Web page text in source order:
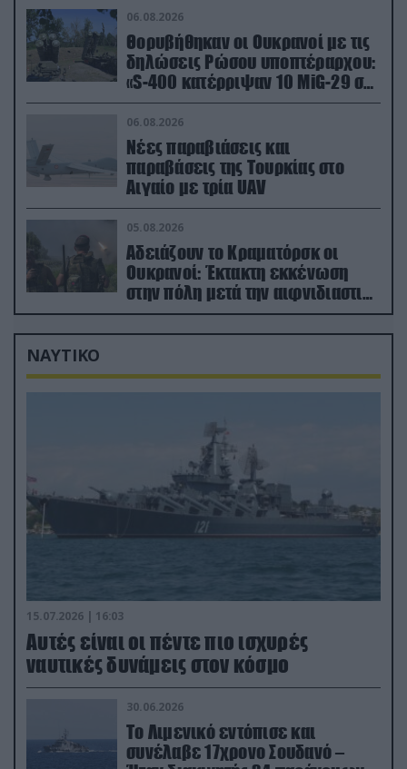
06.08.2026
Θορυβήθηκαν οι Ουκρανοί με τις
δηλώσεις Ρώσου υποπτέραρχου:
«S-400 κατέρριψαν 10 MiG-29 σε
μόλις μια μέρα!»
06.08.2026
Νέες παραβιάσεις και
παραβάσεις της Τουρκίας στο
Αιγαίο με τρία UAV
05.08.2026
Αδειάζουν το Κραματόρσκ οι
Ουκρανοί: Έκτακτη εκκένωση
στην πόλη μετά την αιφνιδιαστική
προώθηση των Ρώσων (βίντεο)
ΝΑΥΤΙΚΟ
15.07.2026 | 16:03
Aυτές είναι οι πέντε πιο ισχυρές
ναυτικές δυνάμεις στον κόσμο
30.06.2026
Το Λιμενικό εντόπισε και
συνέλαβε 17χρονο Σουδανό –